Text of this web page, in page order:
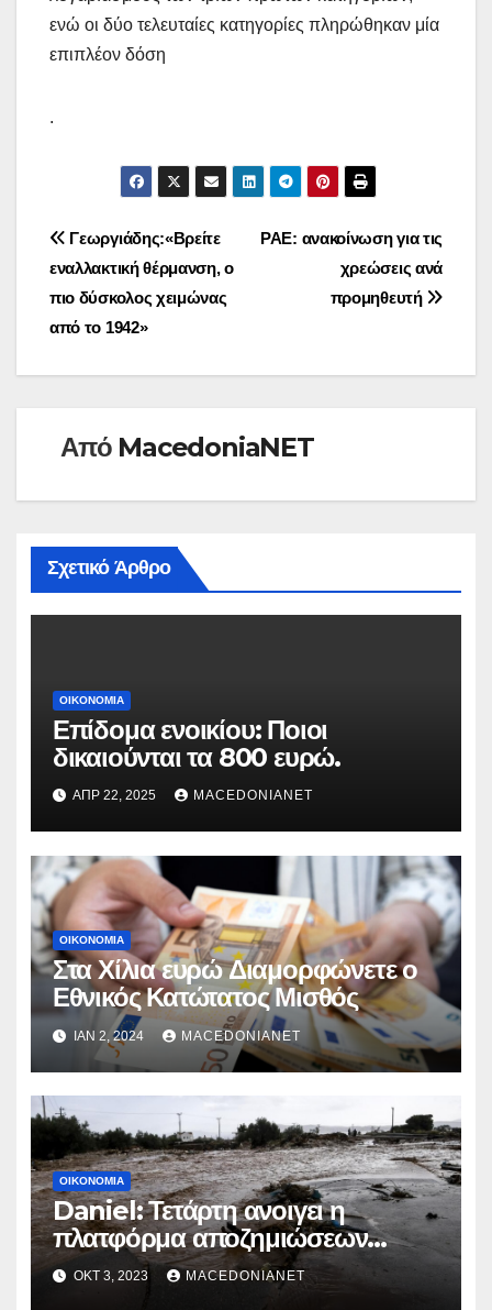
ενώ οι δύο τελευταίες κατηγορίες πληρώθηκαν μία
επιπλέον δόση
.
Πλοήγηση
άρθρων
ΡΑΕ: ανακοίνωση για τις
χρεώσεις ανά
προμηθευτή
Γεωργιάδης:«Βρείτε
εναλλακτική θέρμανση, ο
πιο δύσκολος χειμώνας
από το 1942»
Από MacedoniaNET
Σχετικό Άρθρο
ΟΙΚΟΝΟΜΊΑ
Επίδομα ενοικίου: Ποιοι
δικαιούνται τα 800 ευρώ.
ΑΠΡ 22, 2025 MACEDONIANET
ΟΙΚΟΝΟΜΊΑ
Στα Χίλια ευρώ Διαμορφώνετε ο
Εθνικός Κατώτατος Μισθός
ΙΑΝ 2, 2024 MACEDONIANET
ΟΙΚΟΝΟΜΊΑ
Daniel: Τετάρτη ανοιγει η
πλατφόρμα αποζημιώσεων
ηλεκτρικών εγκαταστάσεων σε
πλημμυροπαθείς
ΟΚΤ 3, 2023 MACEDONIANET